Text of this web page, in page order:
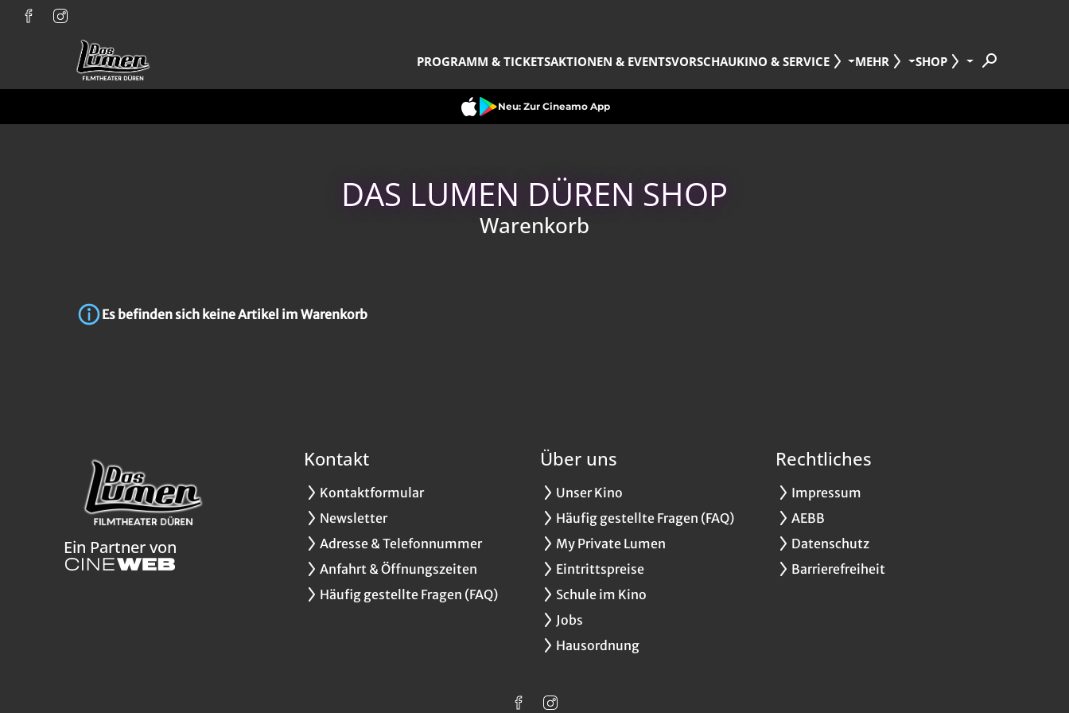
PROGRAMM & TICKETSAKTIONEN & EVENTSVORSCHAUKINO & SERVICE MEHR SHOP
Neu: Zur Cineamo App
DAS LUMEN DÜREN SHOP
Warenkorb
Es befinden sich keine Artikel im Warenkorb
Ein Partner von
Kontakt
Kontaktformular
Newsletter
Adresse & Telefonnummer
Anfahrt & Öffnungszeiten
Häufig gestellte Fragen (FAQ)
Über uns
Unser Kino
Häufig gestellte Fragen (FAQ)
My Private Lumen
Eintrittspreise
Schule im Kino
Jobs
Hausordnung
Rechtliches
Impressum
AEBB
Datenschutz
Barrierefreiheit